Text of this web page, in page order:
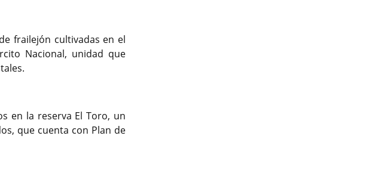
frailejón cultivadas en el
Nacional, unidad que
en la reserva El Toro, un
que cuenta con Plan de